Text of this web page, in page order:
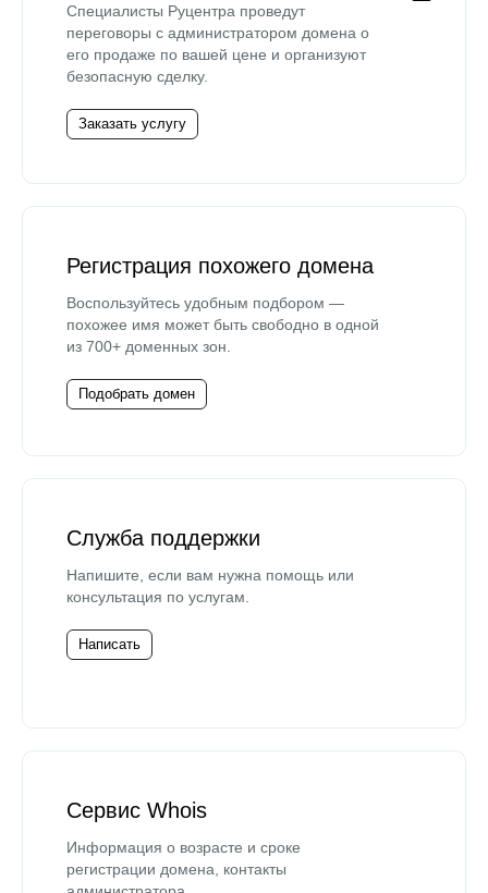
Специалисты Руцентра проведут
переговоры с администратором домена о
его продаже по вашей цене и организуют
безопасную сделку.
Заказать услугу
Регистрация похожего домена
Воспользуйтесь удобным подбором —
похожее имя может быть свободно в одной
из 700+ доменных зон.
Подобрать домен
Служба поддержки
Напишите, если вам нужна помощь или
консультация по услугам.
Написать
Сервис Whois
Информация о возрасте и сроке
регистрации домена, контакты